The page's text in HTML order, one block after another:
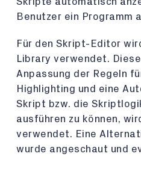
Benutzer ein Programm
Für den Skript-Editor
Library verwendet.
Anpassung der Regeln
Highlighting und eine
Skript bzw. die
ausführen zu können,
verwendet. Eine
wurde angeschaut und